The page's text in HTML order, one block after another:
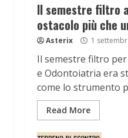
Il semestre filtro
ostacolo più che
Asterix 1
Il semestre filtro per
e Odontoiatria era
come lo strumento
Read More